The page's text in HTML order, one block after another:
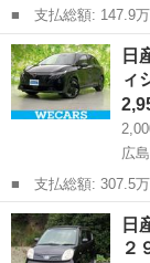
■ 支払総額: 147.9万円 ■ 車両本体価格： 1,400,000 円 ■ メーカ
ー名： 日産 ■ 車
９インチモニター
モニター...
広島 福山市
日
ィ
広
■ 支払総額: 307.5万円 ■ 車両本体価格： 2,956,000 円 ■ メーカ
ー名： 日産 ■ 車
ＦＯＵＲレザーエ
ＳＤナビ...
広島 広島市
日
２